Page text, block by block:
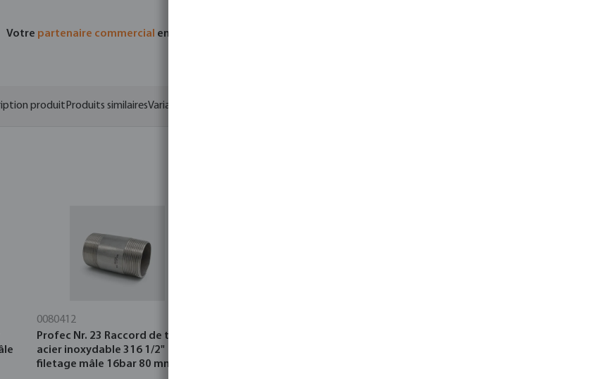
Votre partenaire commercial en matière de technologie de l'eau
produit Produits similairesVariantes
0080412
Profec Nr. 23 Raccord de tuyau
acier inoxydable 316 1/2"
filetage mâle 16bar 80 mm